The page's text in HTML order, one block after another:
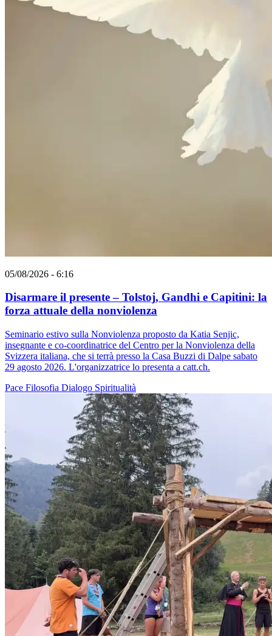
05/08/2026 - 6:16
Disarmare il presente – Tolstoj, Gandhi e Capitini: la
forza attuale della nonviolenza
Seminario estivo sulla Nonviolenza proposto da Katia Senjic,
insegnante e co-coordinatrice del Centro per la Nonviolenza della
Svizzera italiana, che si terrà presso la Casa Buzzi di Dalpe sabato
29 agosto 2026. L'organizzatrice lo presenta a catt.ch.
Pace Filosofia Dialogo Spiritualità